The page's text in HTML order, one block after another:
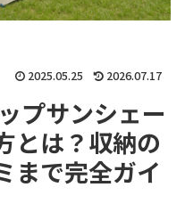
2025.05.25 2026.07.17
プサンシェー
とは？収納の
まで完全ガイ